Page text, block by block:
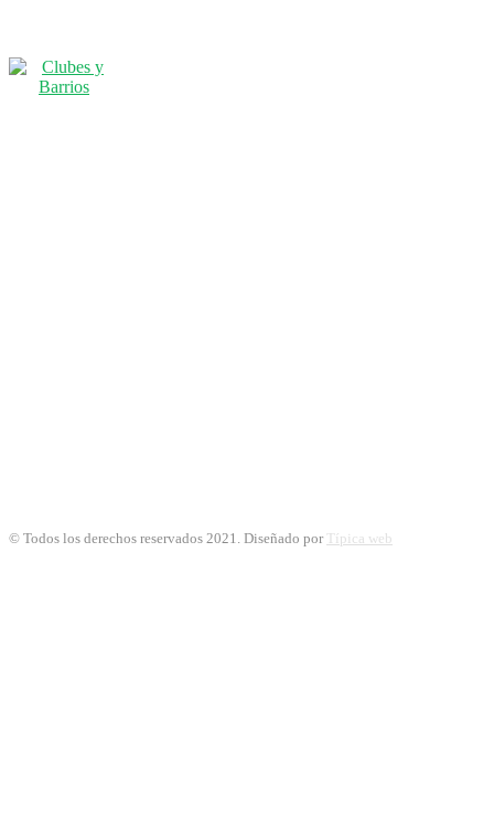
© Todos los derechos reservados 2021. Diseñado por Típica web